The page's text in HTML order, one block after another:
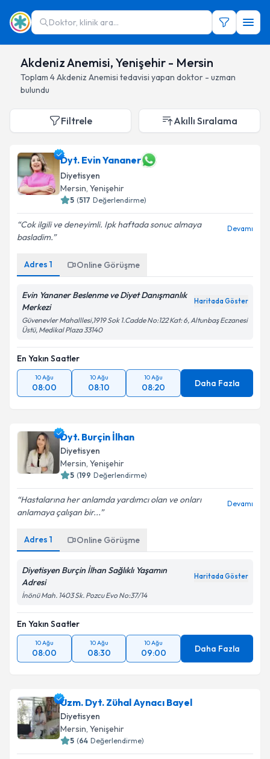
Doktor, klinik ara...
Akdeniz Anemisi, Yenişehir - Mersin
Toplam 4Akdeniz Anemisi tedavisi yapan doktor - uzman
bulundu
Filtrele Akıllı Sıralama
Dyt. Evin Yananer
Diyetisyen
Mersin, Yenişehir
5 (517 Değerlendirme)
Cok ilgili ve deneyimli. Ipk haftada sonuc almaya
basladim.
Devamı
Adres 1 Online Görüşme
Evin Yananer Beslenme ve Diyet Danışmanlık
Merkezi
Haritada Göster
Güvenevler Mahalllesi,1919 Sok 1.Cadde No:122 Kat: 6, Altunbaş Eczanesi
Üstü, Medikal Plaza 33140
En Yakın Saatler
10 Ağu
08:00
10 Ağu
08:10
10 Ağu
08:20 Daha Fazla
Dyt. Burçin İlhan
Diyetisyen
Mersin, Yenişehir
5 (199 Değerlendirme)
Hastalarına her anlamda yardımcı olan ve onları
anlamaya çalışan bir...
Devamı
Adres 1 Online Görüşme
Diyetisyen Burçin İlhan Sağlıklı Yaşamın
Adresi
Haritada Göster
İnönü Mah. 1403 Sk. Pozcu Evo No:37/14
En Yakın Saatler
10 Ağu
08:00
10 Ağu
08:30
10 Ağu
09:00 Daha Fazla
Uzm. Dyt. Zühal Aynacı Bayel
Diyetisyen
Mersin, Yenişehir
5 (64 Değerlendirme)